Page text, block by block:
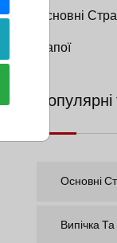
Основні
Напої
Основні
Випічка